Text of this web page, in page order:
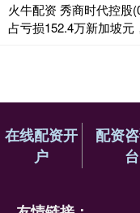
火牛配资 秀商时代控股
占亏损152.4万新加坡元
在线配资开
户
配资
台